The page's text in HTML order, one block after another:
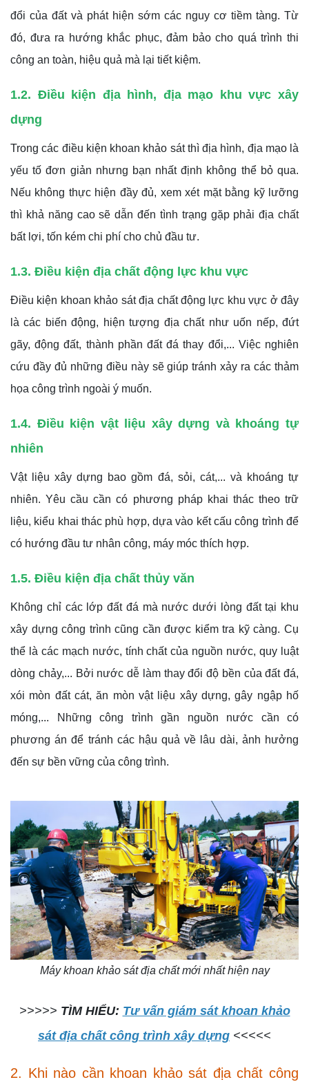
đổi của đất và phát hiện sớm các nguy cơ tiềm tàng. Từ
đó, đưa ra hướng khắc phục, đảm bảo cho quá trình thi
công an toàn, hiệu quả mà lại tiết kiệm.
1.2. Điều kiện địa hình, địa mạo khu vực xây
dựng
Trong các điều kiện khoan khảo sát thì địa hình, địa mạo là
yếu tố đơn giản nhưng bạn nhất định không thể bỏ qua.
Nếu không thực hiện đầy đủ, xem xét mặt bằng kỹ lưỡng
thì khả năng cao sẽ dẫn đến tình trạng gặp phải địa chất
bất lợi, tốn kém chi phí cho chủ đầu tư.
1.3. Điều kiện địa chất động lực khu vực
Điều kiện khoan khảo sát địa chất động lực khu vực ở đây
là các biến động, hiện tượng địa chất như uốn nếp, đứt
gãy, động đất, thành phần đất đá thay đổi,... Việc nghiên
cứu đầy đủ những điều này sẽ giúp tránh xảy ra các thảm
họa công trình ngoài ý muốn.
1.4. Điều kiện vật liệu xây dựng và khoáng tự
nhiên
Vật liệu xây dựng bao gồm đá, sỏi, cát,... và khoáng tự
nhiên. Yêu cầu cần có phương pháp khai thác theo trữ
liệu, kiểu khai thác phù hợp, dựa vào kết cấu công trình để
có hướng đầu tư nhân công, máy móc thích hợp.
1.5. Điều kiện địa chất thủy văn
Không chỉ các lớp đất đá mà nước dưới lòng đất tại khu
xây dựng công trình cũng cần được kiểm tra kỹ càng. Cụ
thể là các mạch nước, tính chất của nguồn nước, quy luật
dòng chảy,... Bởi nước dễ làm thay đổi độ bền của đất đá,
xói mòn đất cát, ăn mòn vật liệu xây dựng, gây ngập hố
móng,... Những công trình gần nguồn nước cần có
phương án để tránh các hậu quả về lâu dài, ảnh hưởng
đến sự bền vững của công trình.
Máy khoan khảo sát địa chất mới nhất hiện nay
>>>>> TÌM HIỂU: Tư vấn giám sát khoan khảo
sát địa chất công trình xây dựng <<<<<
2. Khi nào cần khoan khảo sát địa chất công